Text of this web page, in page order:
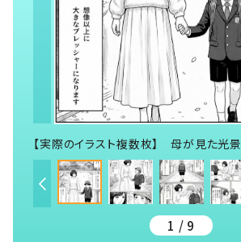
【実際のイラスト複数枚】 母が見た光景
1 / 9